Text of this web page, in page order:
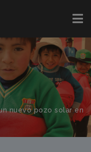
nuevo pozo solar en